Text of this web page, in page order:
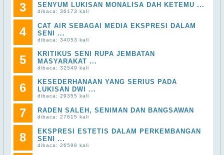
3 SENYUM LUKISAN MONALISA DAH KETEMU ...
dibaca: 36173 kali
4
CAT AIR SEBAGAI MEDIA EKSPRESI DALAM
SENI ...
dibaca: 34053 kali
5
KRITIKUS SENI RUPA JEMBATAN
MASYARAKAT ...
dibaca: 32549 kali
6
KESEDERHANAAN YANG SERIUS PADA
LUKISAN DWI ...
dibaca: 29355 kali
7 RADEN SALEH, SENIMAN DAN BANGSAWAN
dibaca: 27615 kali
8
EKSPRESI ESTETIS DALAM PERKEMBANGAN
SENI ...
dibaca: 26598 kali